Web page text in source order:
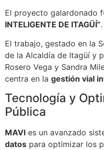
El proyecto galardonado
INTELIGENTE DE ITAGÜÍ”.
El trabajo, gestado en la
de la Alcaldía de Itagüí y
Rosero Vega y Sandra
centra en la gestión vial
Tecnología y
Pública
MAVI es un avanzado
datos para optimizar los